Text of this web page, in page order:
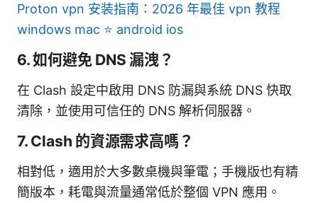
Proton vpn 安装指南：2026 年最佳 vpn 教程
windows mac ⭐ android ios
6. 如何避免 DNS 漏洩？
在 Clash 設定中啟用 DNS 防漏與系統 DNS 快取
清除，並使用可信任的 DNS 解析伺服器。
7. Clash 的資源需求高嗎？
相對低，適用於大多數桌機與筆電；手機版也有精
簡版本，耗電與流量通常低於整個 VPN 應用。